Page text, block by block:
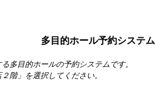
多目的ホール予約システム
多目的ホールの予約システムです。
階」を選択してください。